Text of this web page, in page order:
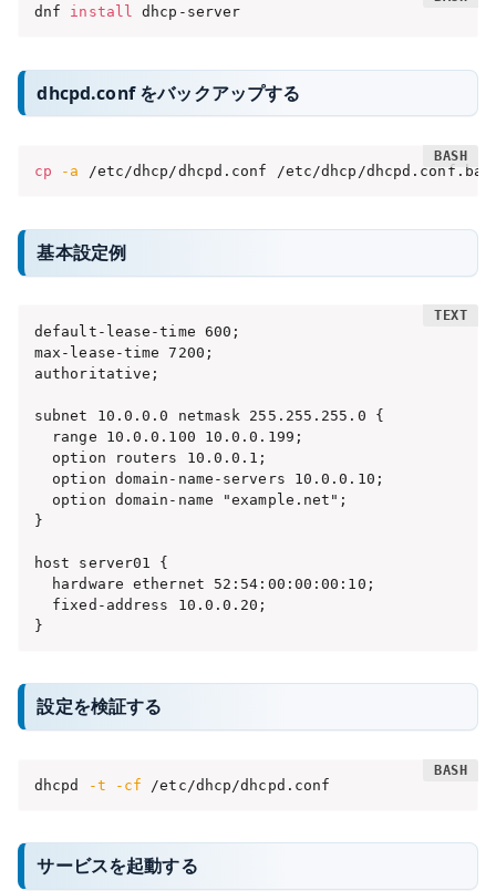
dnf install dhcp-server
dhcpd.conf をバックアップする
cp -a /etc/dhcp/dhcpd.conf /etc/dhcp/
基本設定例
default-lease-time 600;
max-lease-time 7200;
authoritative;
subnet 10.0.0.0 netmask 255.255.255.0 {
  range 10.0.0.100 10.0.0.199;
  option routers 10.0.0.1;
  option domain-name-servers 10.0.0.10;
  option domain-name "example.net";
}
host server01 {
  hardware ethernet 52:54:00:00:00:10;
  fixed-address 10.0.0.20;
}
設定を検証する
dhcpd -t -cf /etc/dhcp/dhcpd.conf
サービスを起動する